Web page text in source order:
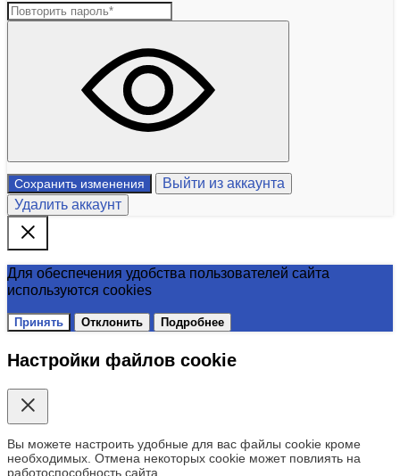
Сохранить изменения
Выйти из аккаунта
Удалить аккаунт
Для обеспечения удобства пользователей сайта
используются cookies
Принять Отклонить Подробнее
Настройки файлов cookie
Вы можете настроить удобные для вас файлы cookie кроме
необходимых. Отмена некоторых cookie может повлиять на
работоспособность сайта.